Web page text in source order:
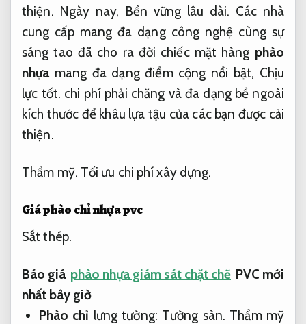
thiện. Ngày nay, Bền vững lâu dài. Các nhà
cung cấp mang đa dạng công nghệ cùng sự
sáng tao đã cho ra đời chiếc mặt hàng phào
nhựa mang đa dạng điểm cộng nổi bật, Chịu
lực tốt. chi phí phải chăng và đa dạng bề ngoài
kích thước để khâu lựa tậu của các bạn được cải
thiện.
Thẩm mỹ. Tối ưu chi phí xây dựng.
Giá phào chỉ nhựa pvc
Sắt thép.
Báo giá phào nhựa giám sát chặt chẽ PVC mới
nhất bây giờ
Phào chỉ lưng tường: Tường sàn. Thẩm mỹ